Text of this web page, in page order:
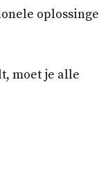
moet je alle